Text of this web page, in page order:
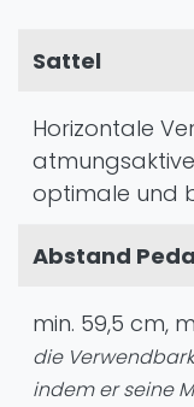
Sattel
Horizontale
optimale und
Abstand
min. 59,5 cm,
die
indem er seine